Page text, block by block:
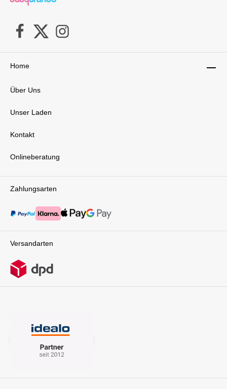
Zahlungsarten
Versandarten
Home
Über Uns
Unser Laden
Kontakt
Onlineberatung